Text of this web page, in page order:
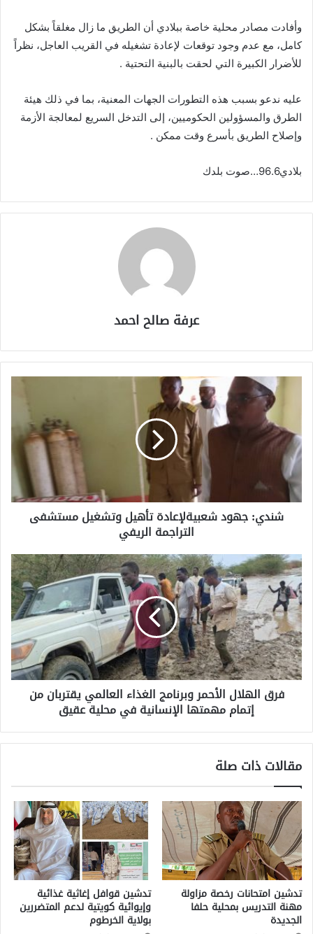
وأفادت مصادر محلية خاصة ببلادي أن الطريق ما زال مغلقاً بشكل
كامل، مع عدم وجود توقعات لإعادة تشغيله في القريب العاجل، نظراً
للأضرار الكبيرة التي لحقت بالبنية التحتية .
عليه ندعو بسبب هذه التطورات الجهات المعنية، بما في ذلك هيئة
الطرق والمسؤولين الحكوميين، إلى التدخل السريع لمعالجة الأزمة
وإصلاح الطريق بأسرع وقت ممكن .
بلادي96.6…صوت بلدك
عرفة صالح احمد
شندي: جهود شعبيةلإعادة تأهيل وتشغيل مستشفى
التراجمة الريفي
فرق الهلال الأحمر وبرنامج الغذاء العالمي يقتربان من
إتمام مهمتها الإنسانية في محلية عقيق
مقالات ذات صلة
تدشين امتحانات رخصة مزاولة
مهنة التدريس بمحلية حلفا
الجديدة
تدشين قوافل إغاثية غذائية
وإيوائية كويتية لدعم المتضررين
بولاية الخرطوم